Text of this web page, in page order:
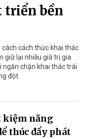
triển bền
cách cách thức khai thác
giữ lại nhiều giá trị gia
ngăn chặn khai thác trái
đột.
kiệm năng
thúc đẩy phát